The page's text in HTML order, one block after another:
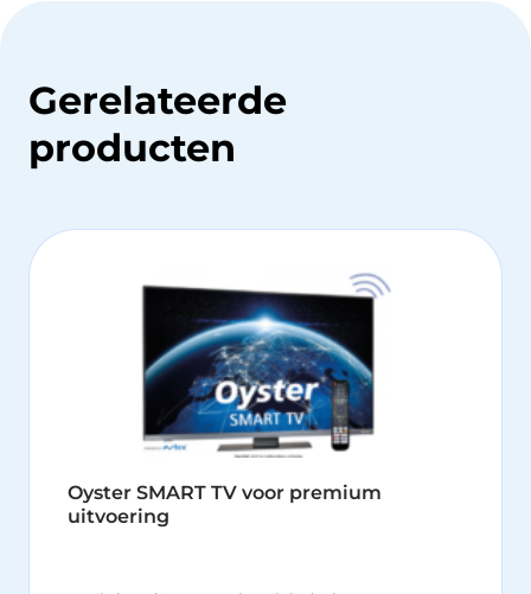
Gerelateerde
producten
Oyster SMART TV voor premium
uitvoering